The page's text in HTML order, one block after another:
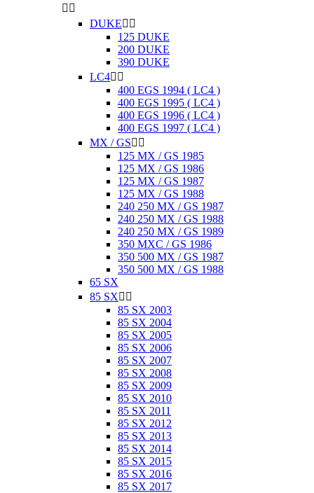
 
DUKE 
125 DUKE
200 DUKE
390 DUKE
LC4 
400 EGS 1994 ( LC4 )
400 EGS 1995 ( LC4 )
400 EGS 1996 ( LC4 )
400 EGS 1997 ( LC4 )
MX / GS 
125 MX / GS 1985
125 MX / GS 1986
125 MX / GS 1987
125 MX / GS 1988
240 250 MX / GS 1987
240 250 MX / GS 1988
240 250 MX / GS 1989
350 MXC / GS 1986
350 500 MX / GS 1987
350 500 MX / GS 1988
65 SX
85 SX 
85 SX 2003
85 SX 2004
85 SX 2005
85 SX 2006
85 SX 2007
85 SX 2008
85 SX 2009
85 SX 2010
85 SX 2011
85 SX 2012
85 SX 2013
85 SX 2014
85 SX 2015
85 SX 2016
85 SX 2017